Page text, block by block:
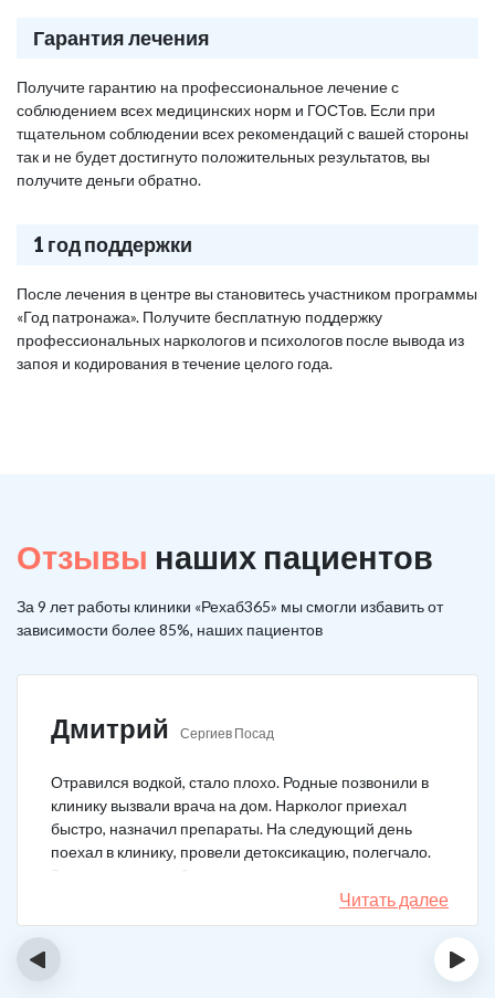
Гарантия лечения
Получите гарантию на профессиональное лечение с
соблюдением всех медицинских норм и ГОСТов. Если при
тщательном соблюдении всех рекомендаций с вашей стороны
так и не будет достигнуто положительных результатов, вы
получите деньги обратно.
1 год поддержки
После лечения в центре вы становитесь участником программы
«Год патронажа». Получите бесплатную поддержку
профессиональных наркологов и психологов после вывода из
запоя и кодирования в течение целого года.
Отзывы наших пациентов
За 9 лет работы клиники «Рехаб365» мы смогли избавить от
зависимости более 85%, наших пациентов
Дмитрий Сергиев Посад
Отравился водкой, стало плохо. Родные позвонили в
клинику вызвали врача на дом. Нарколог приехал
быстро, назначил препараты. На следующий день
поехал в клинику, провели детоксикацию, полегчало.
Записался на реабилитацию, прошел и теперь думаю,
что в рот водку больше не возьму. Так намучался и
испугался.
Читать далее
‹ ›